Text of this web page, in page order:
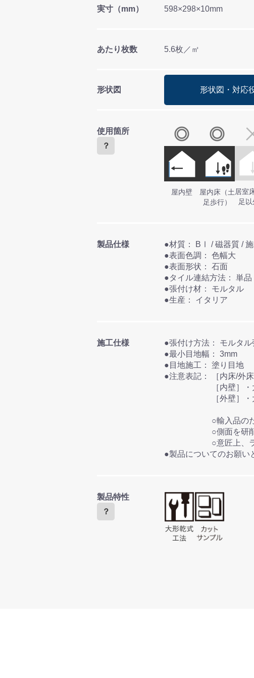
実寸（mm） 598×298×10mm
あたり枚数 5.6枚／㎡
形状図 形状図・対応
使用箇所
？
屋内壁
屋内床（土
足歩行）
居室
足以
製品仕様
●材質：
●表面色調： 色幅大
●表面形状： 石面
●タイル連結方法： 単品
●張付け材： モルタル
●生産： イタリア
施工仕様
●張付け方法： モル
●最小目地幅： 3mm
●目地施工： 塗り目地
●注意表記：
［内床/外
［内壁］
［外壁］
○輸入品の
○側面を研
○意匠上、
●製品についてのお願い
製品特性
？